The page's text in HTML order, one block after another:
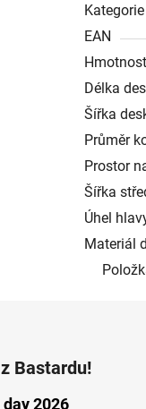
Kategorie
EAN
Délka
Šířka
Průměr
Prostor
Šířka
Úhel
Materiál
Bastardu!
2026